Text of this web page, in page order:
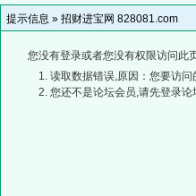
提示信息 » 招财进宝网 828081.com
您没有登录或者您没有权限访问此
读取数据错误,原因：您要访
您还不是论坛会员,请先登录论